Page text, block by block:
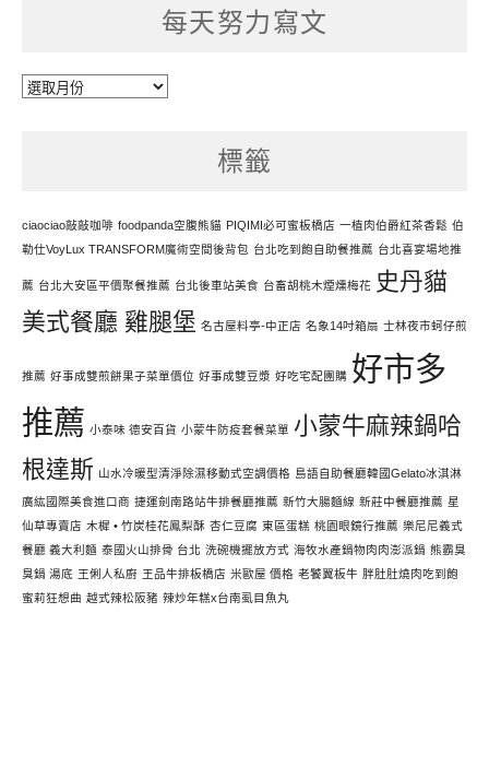
每天努力寫文
每
標籤
ciaociao敲敲咖啡 foodpanda空腹熊貓 PIQIMI必可蜜板橋店 一植肉伯爵紅茶香鬆 伯
勒仕VoyLux TRANSFORM魔術空間後背包 台北吃到飽自助餐推薦 台北喜宴場地推
薦 台北大安區平價聚餐推薦 台北後車站美食 台畜胡桃木煙燻梅花 史丹貓
美式餐廳 雞腿堡 名古屋料亭-中正店 名象14吋箱扇 士林夜市蚵仔煎
推薦 好事成雙煎餅果子菜單價位 好事成雙豆漿 好吃宅配團購 好市多
推薦 小泰味 德安百貨 小蒙牛防疫套餐菜單 小蒙牛麻辣鍋哈
根達斯 山水冷暖型清淨除濕移動式空調價格 島語自助餐廳韓國Gelato冰淇淋
廣紘國際美食進口商 捷運劍南路站牛排餐廳推薦 新竹大腸麵線 新莊中餐廳推薦 星
仙草專賣店 木樨 • 竹炭桂花鳳梨酥 杏仁豆腐 東區蛋糕 桃園眼鏡行推薦 樂尼尼義式
餐廳 義大利麵 泰國火山排骨 台北 洗碗機擺放方式 海牧水產鍋物肉肉澎派鍋 熊霸臭
臭鍋 湯底 王俐人私廚 王品牛排板橋店 米歐屋 價格 老饕翼板牛 胖肚肚燒肉吃到飽
蜜莉狂想曲 越式辣松阪豬 辣炒年糕x台南虱目魚丸